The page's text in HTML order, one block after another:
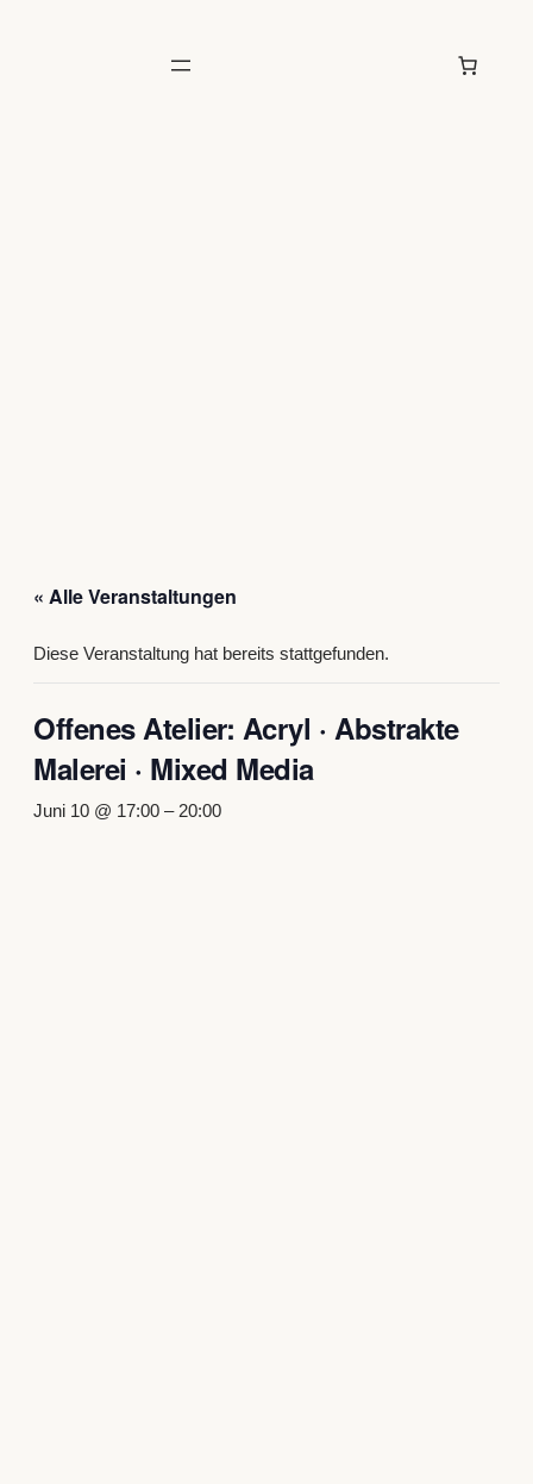
« Alle Veranstaltungen
Diese Veranstaltung hat bereits stattgefunden.
Offenes Atelier: Acryl · Abstrakte
Malerei · Mixed Media
Juni 10 @ 17:00 –20:00